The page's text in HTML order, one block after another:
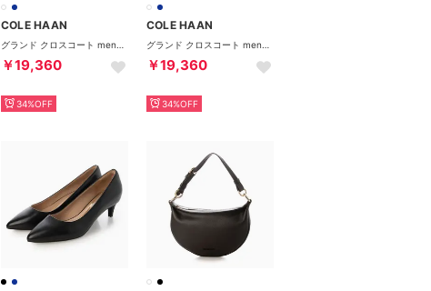
COLE HAAN
￥19,360
34%OFF
COLE HAAN
￥19,360
34%OFF